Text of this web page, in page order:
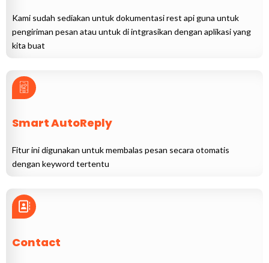
Kami sudah sediakan untuk dokumentasi rest api guna untuk
pengiriman pesan atau untuk di intgrasikan dengan aplikasi yang
kita buat
Smart AutoReply
Fitur ini digunakan untuk membalas pesan secara otomatis
dengan keyword tertentu
Contact